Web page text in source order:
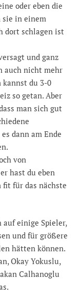
oder eben die
sie in einem
dort schlagen ist
und ganz
auch nicht mehr
du 3-0
so getan. Aber
man sich gut
dann am Ende
von
hast du eben
für das nächste
auf einige Spieler,
und für größere
hätten können.
Okay Yokuslu,
Calhanoglu